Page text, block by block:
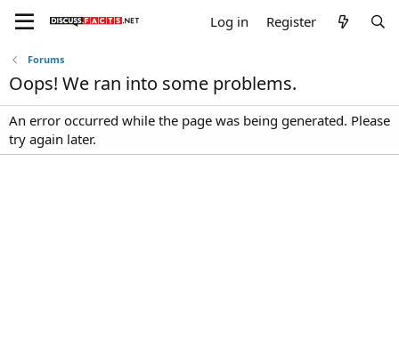
Log in Register
Forums
Oops! We ran into some problems.
An error occurred while the page was being generated. Please
try again later.